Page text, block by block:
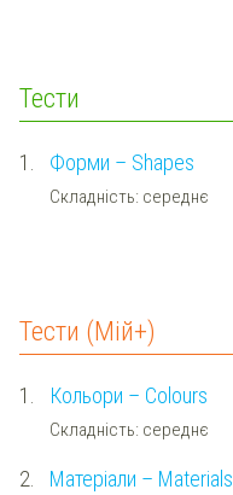
Тести
1. Форми – Shapes
Складність: середнє
Тести (Мій+)
1. Кольори – Colours
Складність: середнє
2. Матеріали – Materials